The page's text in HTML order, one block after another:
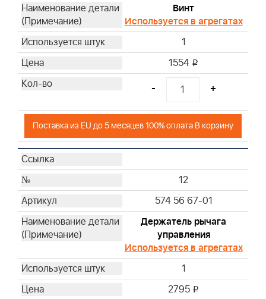
Винт
Используется в агрегатах
1
1554 i
- +
Поставка из EU до 5 месяцев 100% оплата В корзину
12
574 56 67-01
Держатель рычага
управления
Используется в агрегатах
1
2795 i